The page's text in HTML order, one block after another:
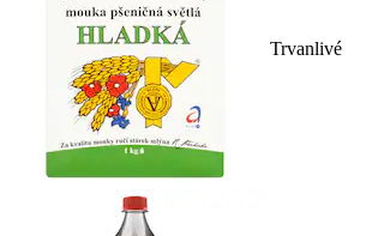
Trvanlivé